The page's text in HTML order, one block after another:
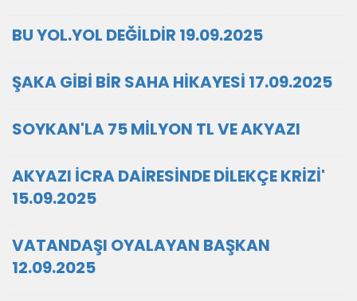
BU YOL.YOL DEĞİLDİR 19.09.2025
ŞAKA GİBİ BİR SAHA HİKAYESİ 17.09.2025
SOYKAN'LA 75 MİLYON TL VE AKYAZI
AKYAZI İCRA DAİRESİNDE DİLEKÇE KRİZİ'
15.09.2025
VATANDAŞI OYALAYAN BAŞKAN
12.09.2025